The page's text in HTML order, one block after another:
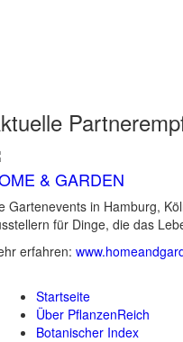
& GARDEN
Gartenevents in Hamburg,
für Dinge, die das
erfahren:
Startseite
Über PflanzenReich
Botanischer Index